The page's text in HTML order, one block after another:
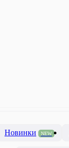
Новинки NEW